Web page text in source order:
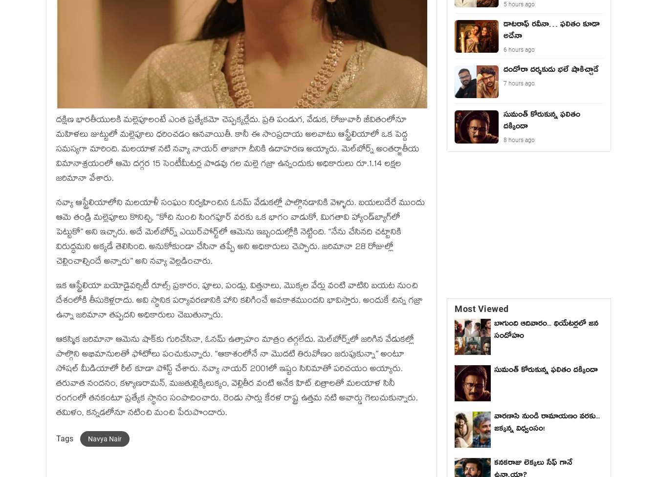
దక్షిణ భారతీయులకి మల్లెపూలంటే ఎంత ప్రత్యేకమో చెప్పక్కర్లేదు. ప్రతి పండుగ, వేడుక, రోజువారీ జీవితంలోనూ
మహిళలు జుట్టులో మల్లెపూలు ధరించడం ఆనవాయితీ. కానీ ఈ సాంప్రదాయ అలవాటు ఆస్ట్రేలియాలో ఒక పెద్ద
సమస్యగా మారింది. మలయాళ నటి నవ్యా నాయర్ తాజాగా దీనికి ఉదాహరణ అయ్యారు. మెల్‌బోర్న్ అంతర్జాతీయ
విమానాశ్రయంలో ఆమె దగ్గర 15 సెంటీమీటర్ల పొడవు గల మల్లె గజ్రా ఉన్నందుకు అధికారులు రూ.1.14 లక్షల
జరిమానా వేశారు.
నవ్యా ఆస్ట్రేలియాలోని మలయాళీ సంఘం నిర్వహించిన ఓనమ్ వేడుకల్లో పాల్గొనడానికి వెళ్ళారు. బయలుదేరే ముందు
ఆమె తండ్రి మల్లెపూలు కొనిచ్చి, “కోచి నుంచి సింగపూర్‌ వరకు ఒక భాగం వాడుకో, మిగతావి హ్యాండ్‌బ్యాగ్‌లో
పెట్టుకో” అని ఇచ్చారు. అదే మెల్‌బోర్న్ ఎయిర్‌పోర్ట్‌లో ఆమెను ఇబ్బందుల్లోకి నెట్టింది. “నేను చేసినది చట్టానికి
విరుద్ధమని అక్కడే తెలిసింది. అనుకోకుండా చేసినా తప్పే అని అధికారులు చెప్పారు. జరిమానా 28 రోజుల్లో
చెల్లించాల్సిందే అన్నారు” అని నవ్యా వెల్లడించారు.
ఇక ఆస్ట్రేలియా బయోడైవర్సిటీ రూల్స్ ప్రకారం, పూలు, పండ్లు, విత్తనాలు, మొక్కల వేర్లు వంటి వాటిని బయట నుంచి
దేశంలోకి తీసుకెళ్లరాదు. అవి స్థానిక పర్యావరణానికి హాని కలిగించే అవకాశముందని భావిస్తారు. అందుకే చిన్న గజ్రా
ఉన్నా జరిమానా తప్పదని అధికారులు చెబుతున్నారు.
ఆకస్మిక జరిమానా ఆమెను షాక్‌కు గురిచేసినా, ఓనమ్ ఉత్సాహం మాత్రం తగ్గలేదు. మెల్‌బోర్న్‌లో జరిగిన వేడుకల్లో
పాల్గొని అభిమానులతో ఫోటోలు పంచుకున్నారు. “ఆకాశంలోనే నా మొదటి తిరువోణం జరుపుకున్నా” అంటూ
సోషల్ మీడియాలో రీల్ కూడా పోస్ట్ చేశారు. నవ్యా నాయర్ 2001లో ఇష్టం సినిమాతో పరిచయం అయ్యారు.
తరువాత నందనం, కళ్యాణరామన్, మజతుల్లిక్కిలుక్కం, వెల్లితీర వంటి అనేక హిట్ చిత్రాలతో మలయాళ సినీ
రంగంలో తనకంటూ ప్రత్యేక స్థానం సంపాదించారు. రెండు సార్లు కేరళ రాష్ట్ర ఉత్తమ నటి అవార్డు గెలుచుకున్నారు.
తమిళం, కన్నడలోనూ నటించి మంచి పేరుపొందారు.
Tags Navya Nair
5 hours ago
డాటరాఫ్ రవీనా… ఫలితం కూడా
అదేనా
6 hours ago
దండోరా దర్శకుడు భలే షాకిచ్చాడే
7 hours ago
సుమంత్ కోరుకున్న ఫలితం
దక్కిందా
8 hours ago
Most Viewed
బాగుంది ఆదివారం... థియేటర్లలో జన
సందోహం
సుమంత్ కోరుకున్న ఫలితం దక్కిందా
వారణాసి నుండి రామాయణం వరకు...
జక్కన్న విధ్వంసం!
కనకరాజు లెక్కలు సేఫ్ గానే